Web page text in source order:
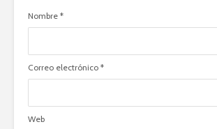
Nombre *
Correo electrónico *
Web